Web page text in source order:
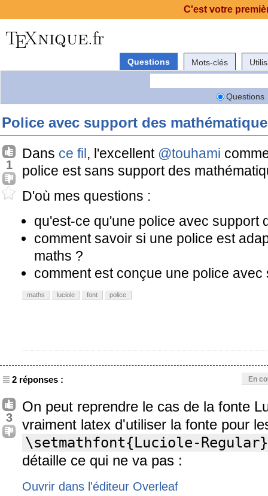
Questions Mots-clés
Questions
Police avec support des
1
Dans ce fil, l'excellent @touhami
police est sans support des
D'où mes questions :
qu'est-ce qu'une police avec support
comment savoir si une police est
maths ?
comment est conçue une police
maths luciole font police
2 réponses : En
3
On peut reprendre le cas de la fonte
vraiment latex d'utiliser la fonte pour
\setmathfont{Luciole-Regular}
détaille ce qui ne va pas :
Ouvrir dans l'éditeur Overleaf
C'est votre